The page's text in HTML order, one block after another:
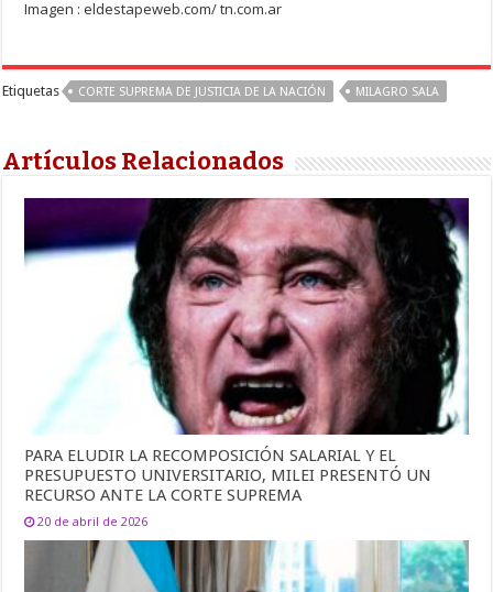
Imagen : eldestapeweb.com/ tn.com.ar
Etiquetas CORTE SUPREMA DE JUSTICIA DE LA NACIÓN MILAGRO SALA
Artículos Relacionados
PARA ELUDIR LA RECOMPOSICIÓN SALARIAL Y EL
PRESUPUESTO UNIVERSITARIO, MILEI PRESENTÓ UN
RECURSO ANTE LA CORTE SUPREMA
20 de abril de 2026